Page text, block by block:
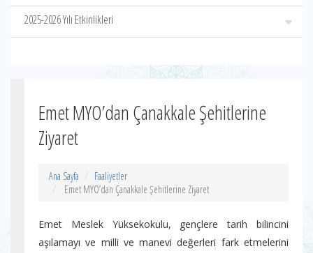
2025-2026 Yılı Etkinlikleri
Emet MYO’dan Çanakkale Şehitlerine
Ziyaret
Ana Sayfa
Faaliyetler
Emet MYO’dan Çanakkale Şehitlerine Ziyaret
Emet Meslek Yüksekokulu, gençlere tarih bilincini
aşılamayı ve milli ve manevi değerleri fark etmelerini